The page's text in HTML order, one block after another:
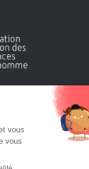
Fondation Maison
et la diffusion des
et sociales.